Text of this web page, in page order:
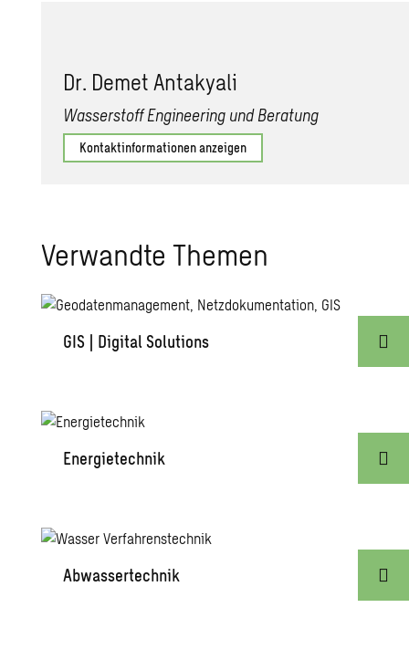
Dr. Demet Antakyali
Wasserstoff Engineering und Beratung
Kontaktinformationen anzeigen
Verwandte Themen
GIS | Digital Solutions
Energietechnik
Abwassertechnik